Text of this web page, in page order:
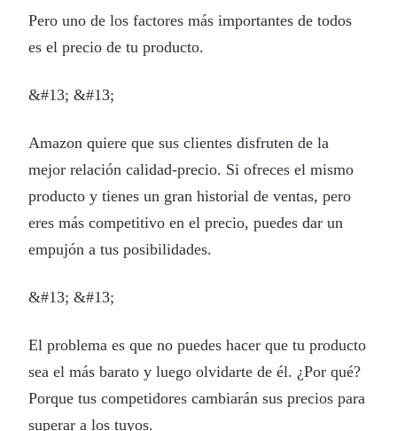
Pero uno de los factores más importantes de todos
es el precio de tu producto.
&#13; &#13;
Amazon quiere que sus clientes disfruten de la
mejor relación calidad-precio. Si ofreces el mismo
producto y tienes un gran historial de ventas, pero
eres más competitivo en el precio, puedes dar un
empujón a tus posibilidades.
&#13; &#13;
El problema es que no puedes hacer que tu producto
sea el más barato y luego olvidarte de él. ¿Por qué?
Porque tus competidores cambiarán sus precios para
superar a los tuyos.